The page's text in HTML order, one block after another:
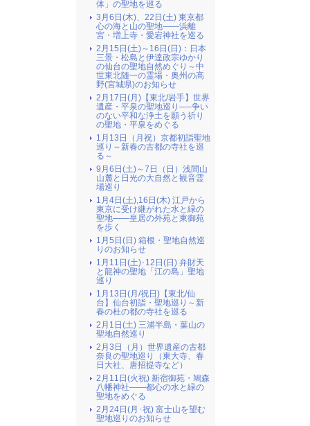
体」の聖地を巡る
3月6日(木)、22日(土) 東京都
心の海と山の聖地――浜離
宮・増上寺・愛宕神社を巡る
2月15日(土)～16日(日)：日本
三景・松島と伊達政宗ゆかり
の仙台の聖地自然めぐり～中
世東北随一の霊場・奥州の高
野(宮城県)のお知らせ
2月17日(月)【東北/岩手】世界
遺産・平泉の聖地巡り──争い
のない平和な浄土を願う祈り
の聖地・平泉をめぐる
1月13日（月祝）京都初詣聖地
巡り～新春の古都の寺社を巡
る～
9月6日(土)～7日（日）浅間山
山麓と日光の大自然と観音霊
場巡り
1月4日(土),16日(木) 江戸から
東京に受け継がれた水と緑の
聖地――皇居の外苑と東御苑
を歩く
1月5日(日) 箱根・聖地自然巡
りのお知らせ
1月11日(土)･12日(日) 弁財天
と龍神の聖地「江の島」聖地
巡り
1月13日(月/祝日)【東北/仙
台】仙台初詣・聖地巡り～新
春の杜の都の寺社を巡る
2月1日(土) 三浦半島・葉山の
聖地自然巡り
2月3日（月）世界遺産の古都
奈良の聖地巡り（東大寺、春
日大社、唐招提寺など）
2月11日(火祝) 新宿御苑・鳩森
八幡神社――都心の水と緑の
聖地をめぐる
2月24日(月･祝) 富士山を望む
聖地巡りのお知らせ